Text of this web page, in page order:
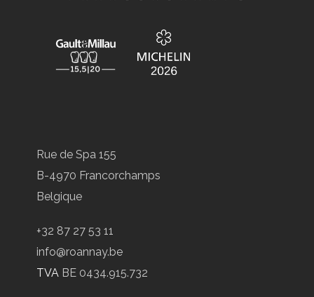
Rue de Spa 155
B-4970 Francorchamps
Belgique
+32 87 27 53 11
info@roannay.be
TVA BE 0434.915.732